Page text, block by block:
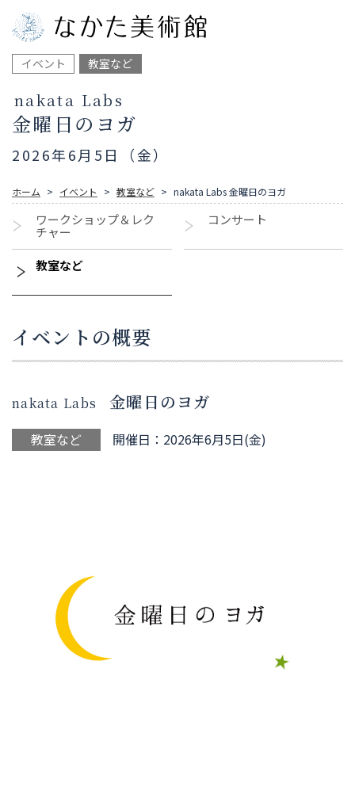
イベント 教室など
nakata Labs
金曜日のヨガ
2026年6月5日（金）
ホーム イベント 教室など nakata Labs 金曜日のヨガ
ワークショップ＆レク
チャー
コンサート
教室など
イベントの概要
nakata Labs 金曜日のヨガ
教室など 開催日：2026年6月5日(金)